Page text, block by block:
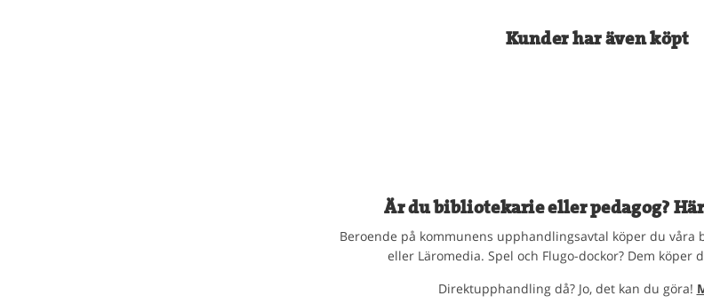
Kunder har även köpt
Är du bibliotekarie eller pedagog?
Beroende på kommunens upphandlingsavtal köper du våra
eller Läromedia. Spel och Flugo-dockor? Dem köper
Direktupphandling då? Jo, det kan du göra!